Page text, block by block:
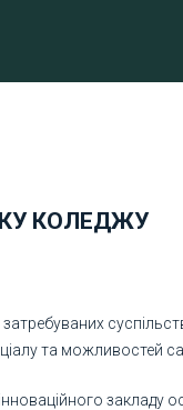
КОЛЕДЖУ
затребуваних
та можливостей
закладу